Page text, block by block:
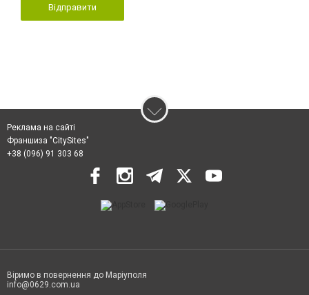
Відправити
Реклама на сайті
Франшиза "CitySites"
+38 (096) 91 303 68
Віримо в повернення до Маріуполя
info@0629.com.ua